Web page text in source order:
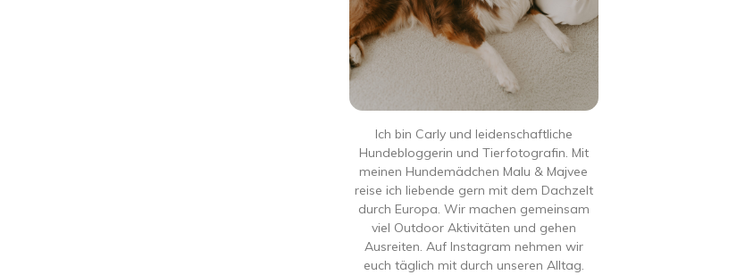
Ich bin Carly und leidenschaftliche
Hundebloggerin und Tierfotografin. Mit
meinen Hundemädchen Malu & Majvee
reise ich liebende gern mit dem Dachzelt
durch Europa. Wir machen gemeinsam
viel Outdoor Aktivitäten und gehen
Ausreiten. Auf Instagram nehmen wir
euch täglich mit durch unseren Alltag.